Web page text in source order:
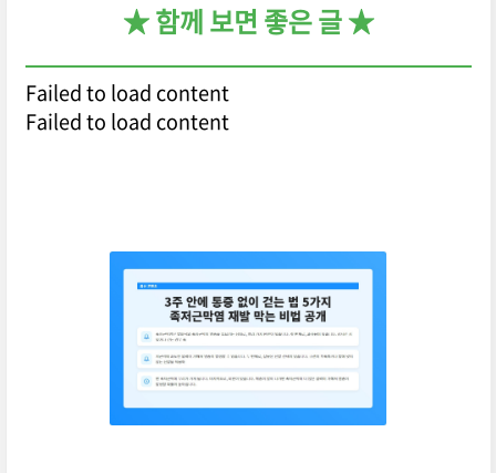
★ 함께 보면 좋은 글 ★
Failed to load content
Failed to load content